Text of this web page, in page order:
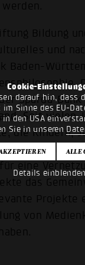
Cookie-
darauf hin, dass
Sinne des EU-
den USA
Sie in unseren
Details einblenden
Bildung
und
Baden-
Sparda-
Seit vielen
die Kindern,
Die
eine
das
Projekte
von